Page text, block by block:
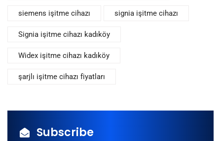
siemens işitme cihazı signia işitme cihazı
Signia işitme cihazı kadıköy
Widex işitme cihazı kadıköy
şarjlı işitme cihazı fiyatları
Subscribe